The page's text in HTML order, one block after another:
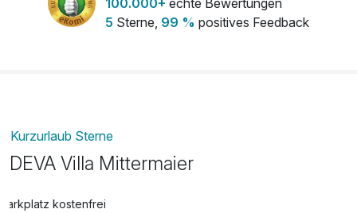
5 Sterne, 99 % positives Feedback
Kurzurlaub Sterne
DEVA Villa Mittermaier
Parkplatz kostenfrei